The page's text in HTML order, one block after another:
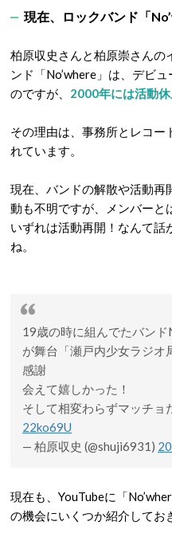
現在、ロックバンド「
柏原収史さんと柏原崇さんの
ンド「No’where」は、デビ
のですが、 2000年には活動休
その理由は、事務所とレコー
れています。
現在、バンドの解散や活動再
動も不明ですが、メンバーと
いずれは活動再開！なんて話
ね。
19歳の時に組んでたバンド
が舞台「瀬戸内少女ラジ
感謝
会えて嬉しかった！
そして相変わらずマッチョ
22ko69U
— 柏原収史 (@shuji6931)
現在も、YouTubeに「
の機会にいくつか紹介してお